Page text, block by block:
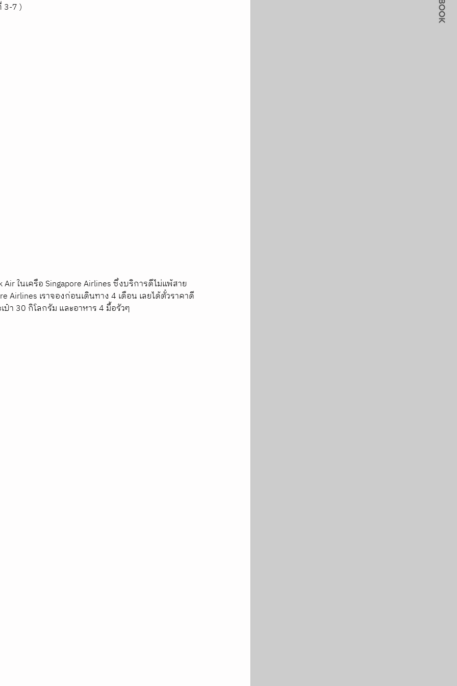
3-7 )
ในเครือ Singapore Airlines ซึ่งบริการดีไม่แพ้สาย
Airlines เราจองก่อนเดินทาง 4 เดือน เลยได้ตั๋วราคาดี
า 30 กิโลกรัม และอาหาร 4 มื้อรัวๆ